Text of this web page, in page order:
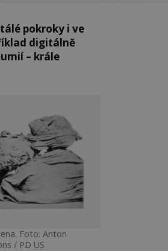
pokroky i ve
digitálně
– krále
Foto: Anton
/ PD US